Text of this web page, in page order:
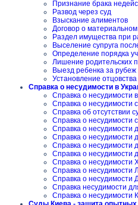
Признание брака
Развод через суд
Взыскание алиментов
Договор о
Раздел имущества при
Выселение супруга
Определение порядка
Лишение родительских
Выезд ребенка за рубеж
Установление отцовства
Справка о несудимости в
Справка о несудимости
Справка о несудимости
Справка об отсутствии
Справка о несудимости
Справка о несудимости
Справка о несудимости
Справка о несудимости
Справка о несудимости
Справка о несудимости
Справка о несудимости
Справка о несудимости
Справка несудимости
Справка о несудимости